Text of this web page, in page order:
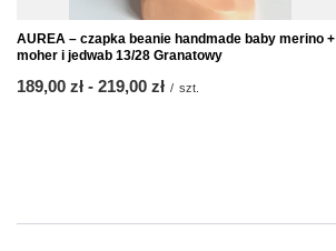
AUREA – czapka beanie handmade baby merino +
moher i jedwab 13/28 Granatowy
od
189,00 zł - do
219,00 zł / szt.